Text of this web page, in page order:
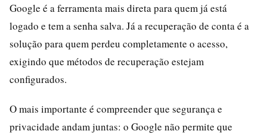
Google é a ferramenta mais direta para quem já está
logado e tem a senha salva. Já a recuperação de conta é a
solução para quem perdeu completamente o acesso,
exigindo que métodos de recuperação estejam
configurados.
O mais importante é compreender que segurança e
privacidade andam juntas: o Google não permite que